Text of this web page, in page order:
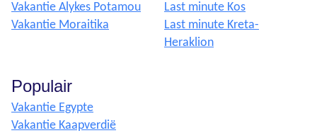
Vakantie Alykes Potamou
Vakantie Moraitika
Last minute Kos
Last minute Kreta-
Heraklion
Populair
Vakantie Egypte
Vakantie Kaapverdië